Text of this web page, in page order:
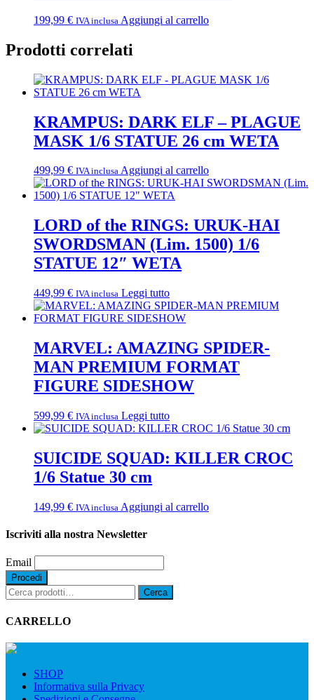
199,99 € IVA inclusa Aggiungi al carrello
Prodotti correlati
KRAMPUS: DARK ELF – PLAGUE
MASK 1/6 STATUE 26 cm WETA
499,99 € IVA inclusa Aggiungi al carrello
LORD of the RINGS: URUK-HAI
SWORDSMAN (Lim. 1500) 1/6
STATUE 12″ WETA
449,99 € IVA inclusa Leggi tutto
MARVEL: AMAZING SPIDER-
MAN PREMIUM FORMAT
FIGURE SIDESHOW
599,99 € IVA inclusa Leggi tutto
SUICIDE SQUAD: KILLER CROC
1/6 Statue 30 cm
149,99 € IVA inclusa Aggiungi al carrello
Iscriviti alla nostra Newsletter
Email
Cerca: Cerca
CARRELLO
SHOP
Informativa sulla Privacy